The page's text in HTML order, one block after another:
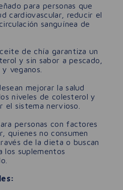
para personas que
cardiovascular, reducir el
sanguínea de
de chía garantiza un
y sin sabor a pescado,
veganos.
mejorar la salud
niveles de colesterol y
sistema nervioso.
personas con factores
quienes no consumen
de la dieta o buscan
los suplementos